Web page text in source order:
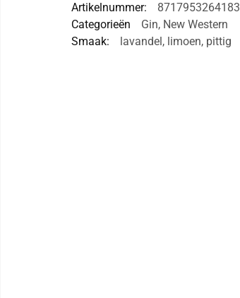
Artikelnummer:
8717953264183
Categorieën
Gin, New Western
Smaak:
lavandel, limoen, pittig